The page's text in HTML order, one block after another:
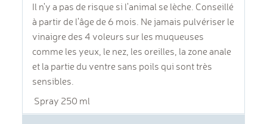
Il n'y a pas de risque si l'animal se lèche. Conseillé
à partir de l'âge de 6 mois. Ne jamais pulvériser le
vinaigre des 4 voleurs sur les muqueuses
comme les yeux, le nez, les oreilles, la zone anale
et la partie du ventre sans poils qui sont très
sensibles.
Spray 250 ml